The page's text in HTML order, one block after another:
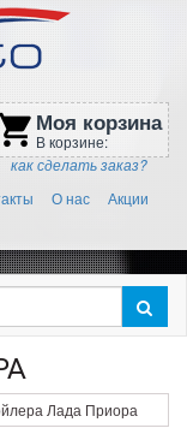
Моя корзина
В корзине:
как сделать заказ?
О нас
Акции
Лада Приора